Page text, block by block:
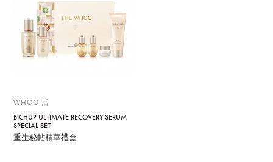
WHOO 后
BICHUP ULTIMATE RECOVERY SERUM
SPECIAL SET
重生秘帖精華禮盒